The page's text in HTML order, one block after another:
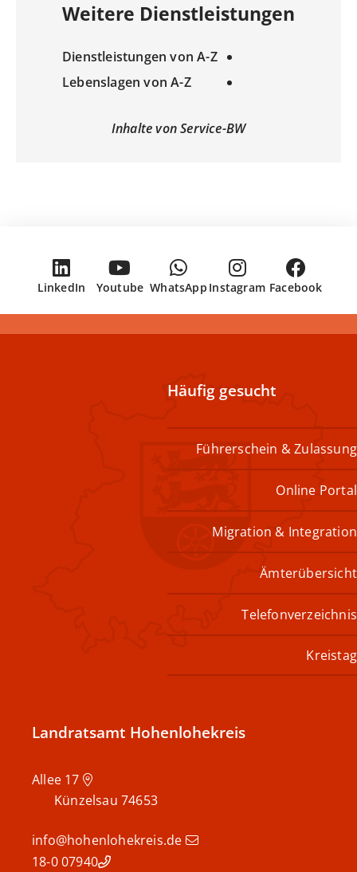
Weitere Dienstleistungen
Dienstleistungen von A-Z
Lebenslagen von A-Z
Inhalte von Service-BW
Facebook
Instagram
WhatsApp
Youtube
LinkedIn
Häufig gesucht
Führerschein & Zulassung
Online Portal
Migration & Integration
Ämterübersicht
Telefonverzeichnis
Kreistag
Landratsamt Hohenlohekreis
74653
Künzelsau
info@hohenlohekreis.de
07940 18-0